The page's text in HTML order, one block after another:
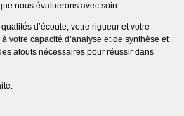
nous évaluerons avec soin.
d’écoute, votre rigueur et votre
votre capacité d’analyse et de synthèse et
atouts nécessaires pour réussir dans